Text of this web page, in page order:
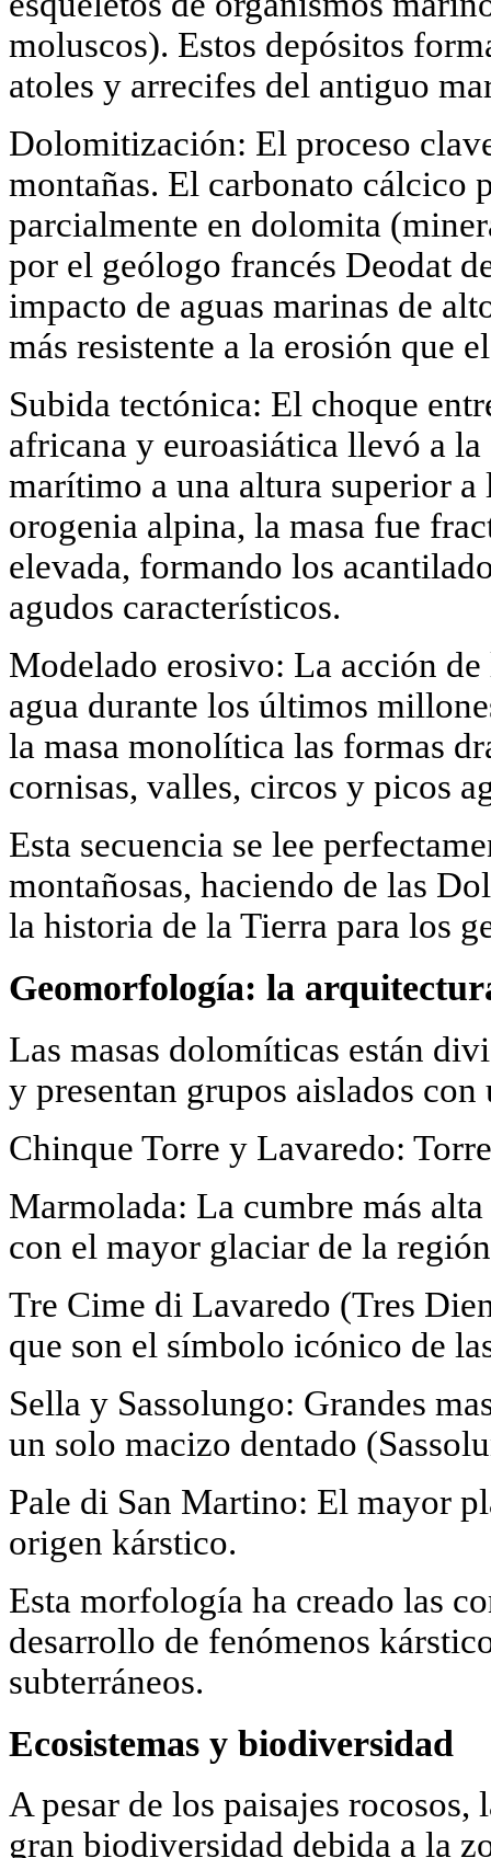
moluscos). Estos depósitos
atoles y arrecifes del antiguo
Dolomitización: El proceso
montañas. El carbonato cálcico
parcialmente en dolomita
por el geólogo francés Deodat
impacto de aguas marinas de
más resistente a la erosión que
Subida tectónica: El choque
africana y euroasiática llevó a
marítimo a una altura superior
orogenia alpina, la masa fue
elevada, formando los
agudos característicos.
Modelado erosivo: La acción
agua durante los últimos
la masa monolítica las formas
cornisas, valles, circos y picos
Esta secuencia se lee
montañosas, haciendo de las
la historia de la Tierra para los
Geomorfología: la
Las masas dolomíticas están
y presentan grupos aislados
Chinque Torre y Lavaredo:
Marmolada: La cumbre más
con el mayor glaciar de la
Tre Cime di Lavaredo (Tres
que son el símbolo icónico de
Sella y Sassolungo: Grandes
un solo macizo dentado
Pale di San Martino: El mayor
origen kárstico.
Esta morfología ha creado las
desarrollo de fenómenos
subterráneos.
Ecosistemas y biodiversidad
A pesar de los paisajes rocosos,
gran biodiversidad debida a la